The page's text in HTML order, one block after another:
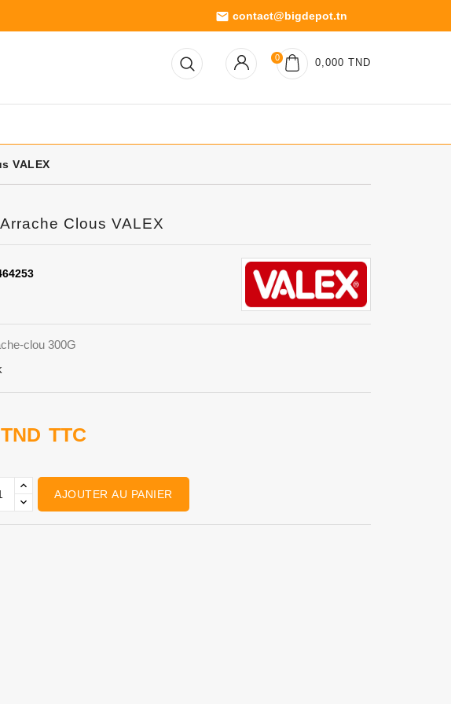
email contact@bigdepot.tn
0 0,000 TND
VALEX
Clous VALEX
clou 300G
TTC
AJOUTER AU PANIER